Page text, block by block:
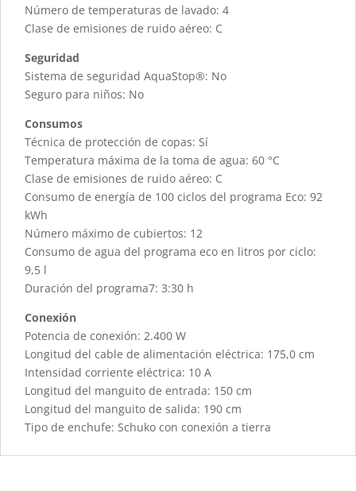
Número de temperaturas de lavado: 4
Clase de emisiones de ruido aéreo: C
Seguridad
Sistema de seguridad AquaStop®: No
Seguro para niños: No
Consumos
Técnica de protección de copas: Sí
Temperatura máxima de la toma de agua: 60 °C
Clase de emisiones de ruido aéreo: C
Consumo de energía de 100 ciclos del programa Eco: 92
kWh
Número máximo de cubiertos: 12
Consumo de agua del programa eco en litros por ciclo:
9,5 l
Duración del programa7: 3:30 h
Conexión
Potencia de conexión: 2.400 W
Longitud del cable de alimentación eléctrica: 175,0 cm
Intensidad corriente eléctrica: 10 A
Longitud del manguito de entrada: 150 cm
Longitud del manguito de salida: 190 cm
Tipo de enchufe: Schuko con conexión a tierra